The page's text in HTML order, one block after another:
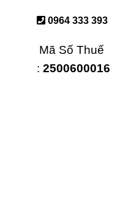
0964 333 393
Mã Số Thuế
: 2500600016